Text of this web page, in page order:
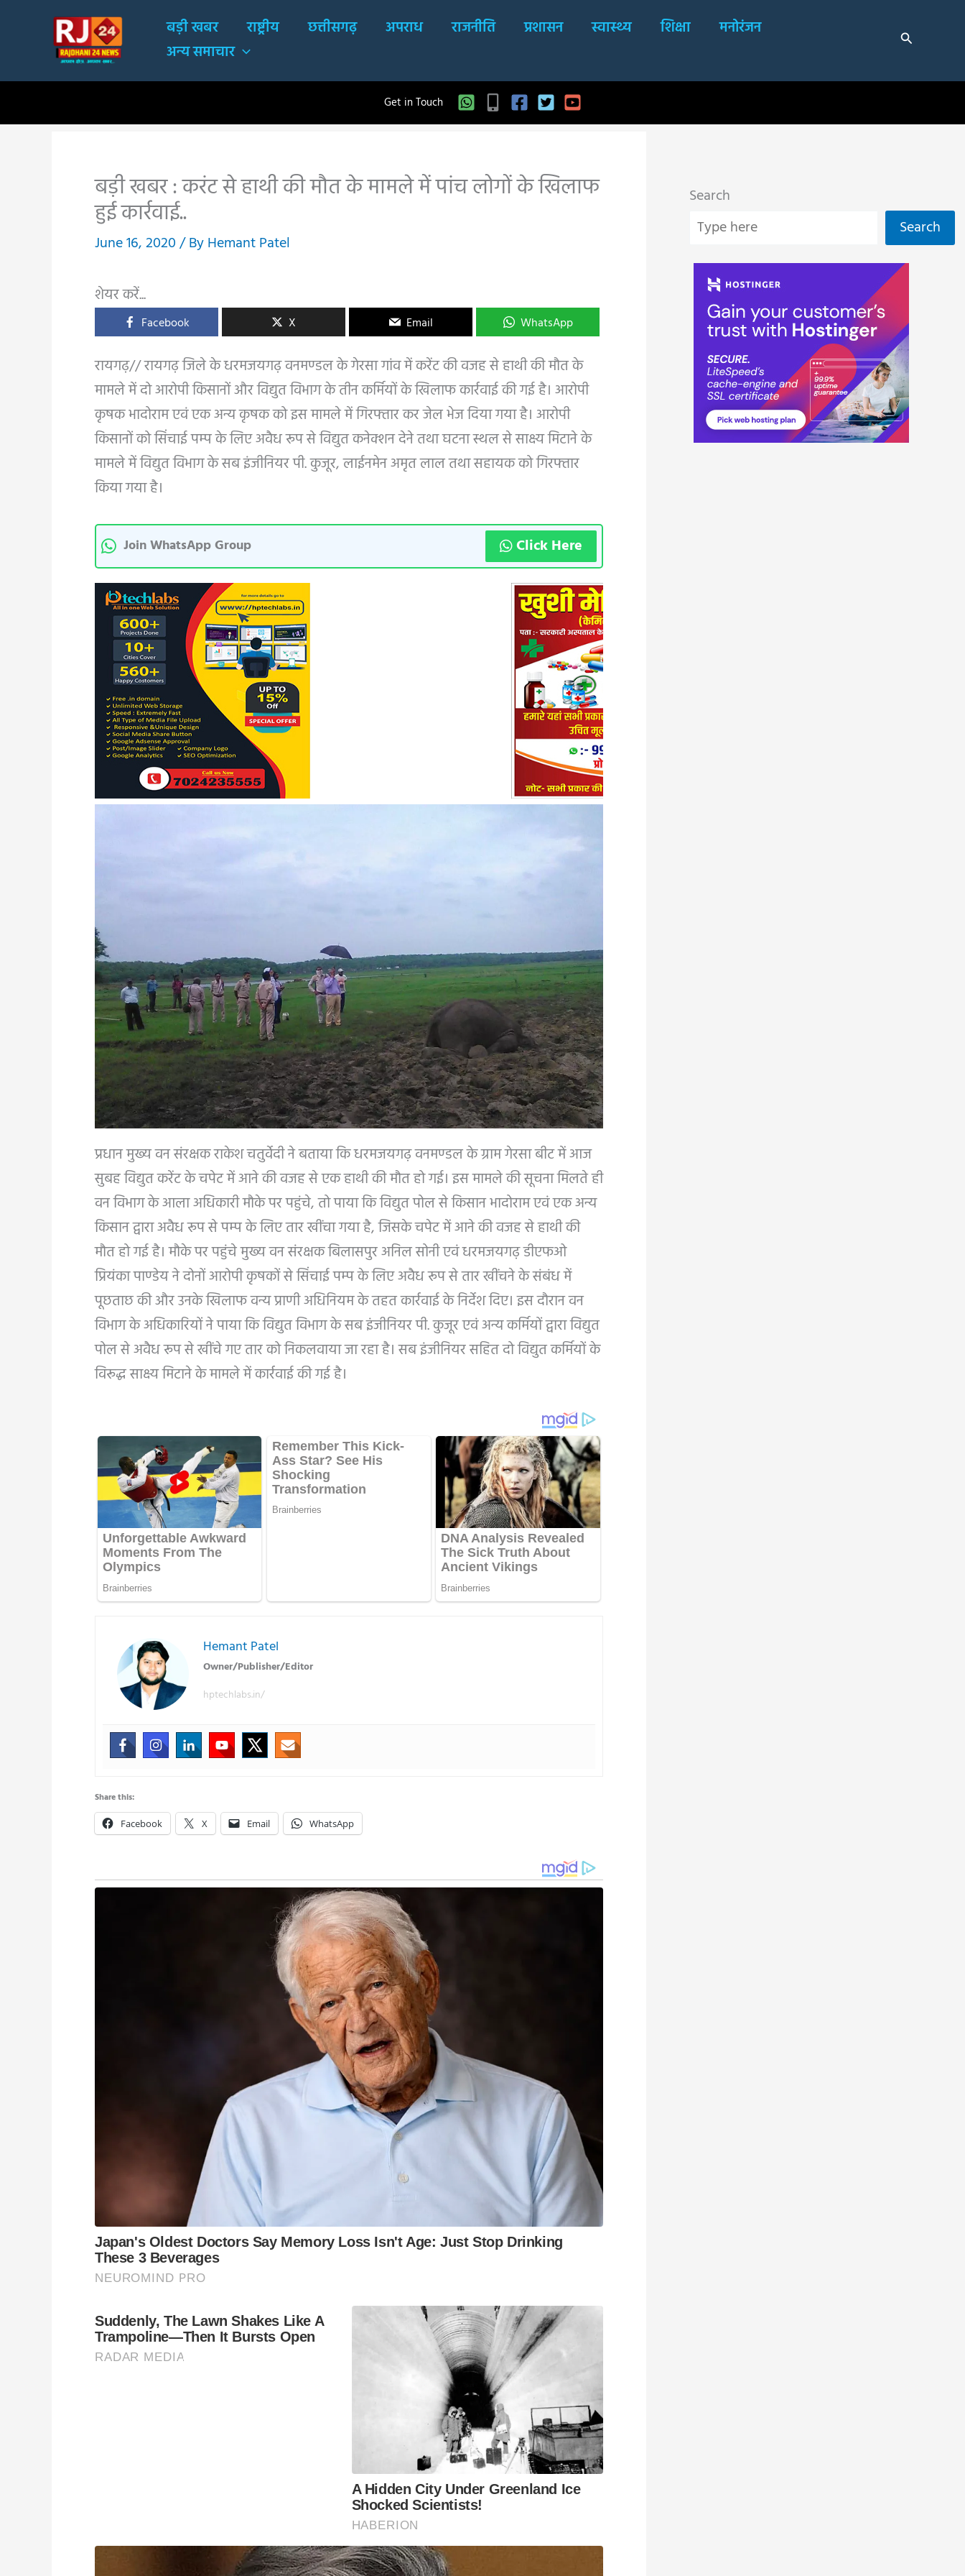
बड़ी खबर राष्ट्रीय छत्तीसगढ़ अपराध राजनीति प्रशासन स्वास्थ्य शिक्षा
मनोरंजन
अन्य समाचार
Search
Get in Touch
बड़ी खबर : करंट से हाथी की मौत के मामले में पांच लोगों के खिलाफ
हुई कार्रवाई..
June 16, 2020/ ByHemant Patel
शेयर करें...
Facebook X Email WhatsApp
रायगढ़// रायगढ़ जिले के धरमजयगढ़ वनमण्डल के गेरसा गांव में करेंट की वजह से हाथी की मौत के
मामले में दो आरोपी किसानों और विद्युत विभाग के तीन कर्मियों के खिलाफ कार्रवाई की गई है। आरोपी
कृषक भादोराम एवं एक अन्य कृषक को इस मामले में गिरफ्तार कर जेल भेज दिया गया है। आरोपी
किसानों को सिंचाई पम्प के लिए अवैध रूप से विद्युत कनेक्शन देने तथा घटना स्थल से साक्ष्य मिटाने के
मामले में विद्युत विभाग के सब इंजीनियर पी. कुजूर, लाईनमेन अमृत लाल तथा सहायक को गिरफ्तार
किया गया है।
Join WhatsApp Group Click Here
प्रधान मुख्य वन संरक्षक राकेश चतुर्वेदी ने बताया कि धरमजयगढ़ वनमण्डल के ग्राम गेरसा बीट में आज
सुबह विद्युत करेंट के चपेट में आने की वजह से एक हाथी की मौत हो गई। इस मामले की सूचना मिलते ही
वन विभाग के आला अधिकारी मौके पर पहुंचे, तो पाया कि विद्युत पोल से किसान भादोराम एवं एक अन्य
किसान द्वारा अवैध रूप से पम्प के लिए तार खींचा गया है, जिसके चपेट में आने की वजह से हाथी की
मौत हो गई है। मौके पर पहुंचे मुख्य वन संरक्षक बिलासपुर अनिल सोनी एवं धरमजयगढ़ डीएफओ
प्रियंका पाण्डेय ने दोनों आरोपी कृषकों से सिंचाई पम्प के लिए अवैध रूप से तार खींचने के संबंध में
पूछताछ की और उनके खिलाफ वन्य प्राणी अधिनियम के तहत कार्रवाई के निर्देश दिए। इस दौरान वन
विभाग के अधिकारियों ने पाया कि विद्युत विभाग के सब इंजीनियर पी. कुजूर एवं अन्य कर्मियों द्वारा विद्युत
पोल से अवैध रूप से खींचे गए तार को निकलवाया जा रहा है। सब इंजीनियर सहित दो विद्युत कर्मियों के
विरूद्ध साक्ष्य मिटाने के मामले में कार्रवाई की गई है।
Hemant Patel
Owner/Publisher/Editor
hptechlabs.in/
Share this:
Facebook X Email WhatsApp
Search
Search